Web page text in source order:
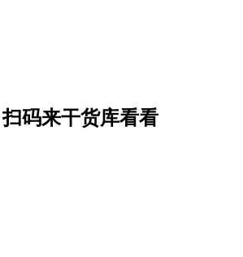
码来干货库看看